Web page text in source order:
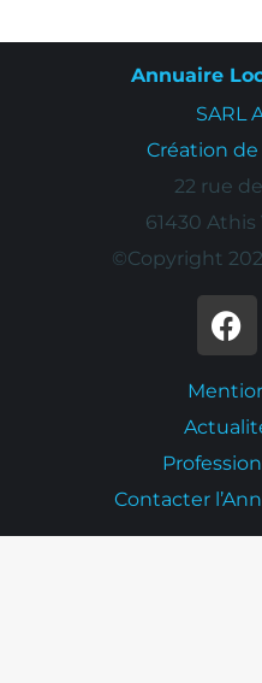
Annuaire
SARL
Création
22 rue
61430 Athis
©Copyright
Contacter